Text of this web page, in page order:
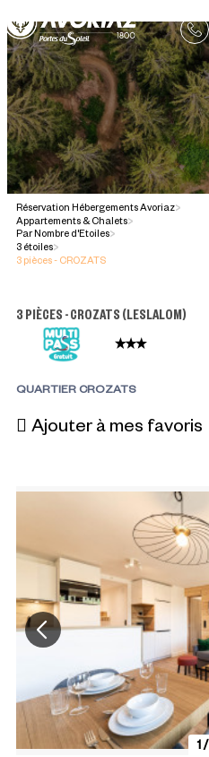
Réservation Hébergements Avoriaz>
Appartements & Chalets>
Par Nombre d'Etoiles>
3 étoiles>
3 pièces - CROZATS
3 PIÈCES - CROZATS (LESLALOM)
QUARTIER CROZATS
Ajouter à mes favoris
1/